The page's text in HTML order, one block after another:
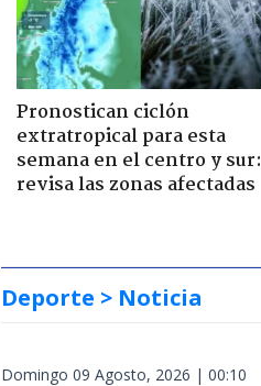
Pronostican ciclón
extratropical para esta
semana en el centro y sur:
revisa las zonas afectadas
Deporte > Noticia
Domingo 09 Agosto, 2026 | 00:10